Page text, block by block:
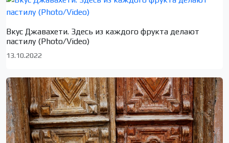
Вкус Джавахети. Здесь из каждого фрукта делают
пастилу (Photo/Video)
13.10.2022